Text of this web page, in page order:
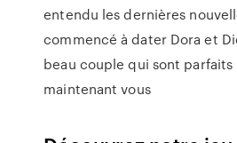
entendu les dernières
commencé à dater Dora et
beau couple qui sont
maintenant vous